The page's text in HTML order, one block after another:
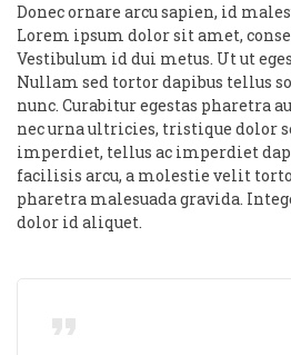
Donec ornare arcu sapien, id
Lorem ipsum dolor sit amet,
Vestibulum id dui metus. Ut ut
Nullam sed tortor dapibus tellus
nunc. Curabitur egestas pharetra
nec urna ultricies, tristique dolor
imperdiet, tellus ac imperdiet
facilisis arcu, a molestie velit
pharetra malesuada gravida.
dolor id aliquet.